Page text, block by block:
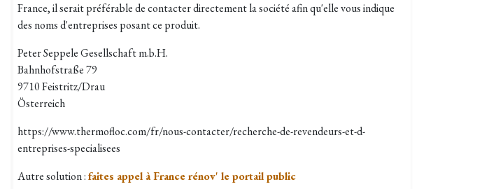
France, il serait préférable de contacter directement la société afin qu'elle vous indique
des noms d'entreprises posant ce produit.
Peter Seppele Gesellschaft m.b.H.
Bahnhofstraße 79
9710 Feistritz/Drau
Österreich
https://www.thermofloc.com/fr/nous-contacter/recherche-de-revendeurs-et-d-
entreprises-specialisees
Autre solution :faites appel à France rénov' le portail public